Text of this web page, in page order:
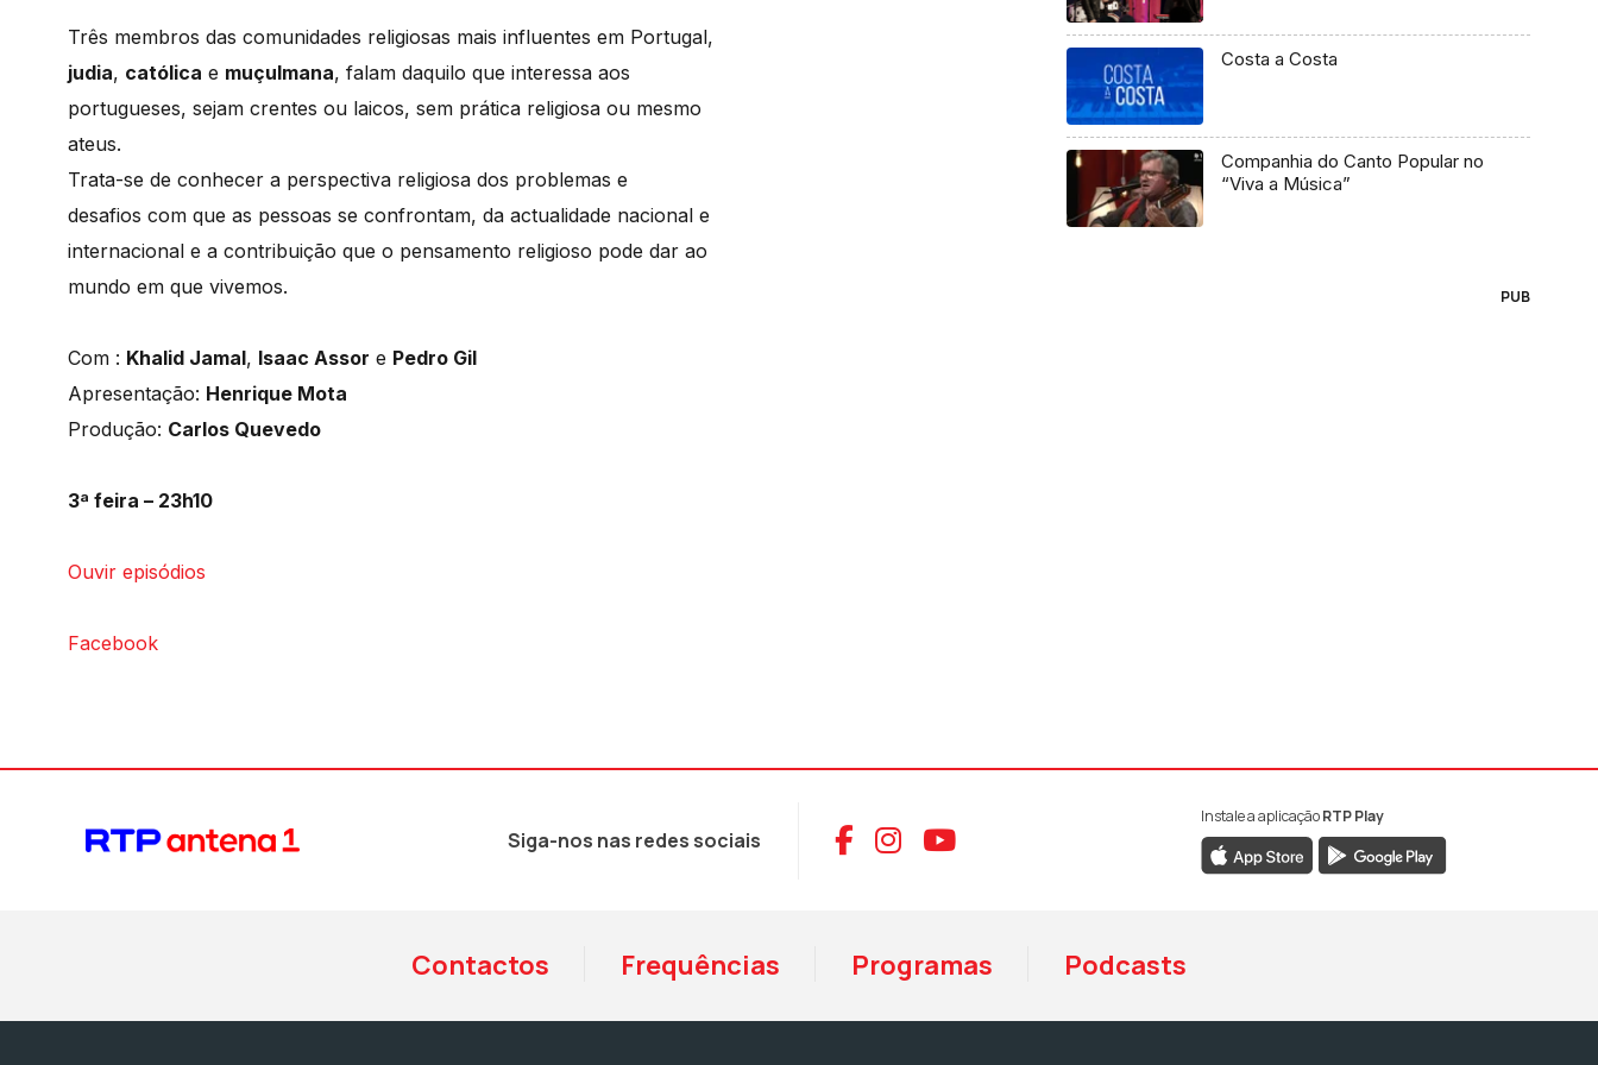
Três membros das comunidades religiosas mais influentes em Portugal,
judia, católica e muçulmana, falam daquilo que interessa aos
portugueses, sejam crentes ou laicos, sem prática religiosa ou mesmo
ateus.
Trata-se de conhecer a perspectiva religiosa dos problemas e
desafios com que as pessoas se confrontam, da actualidade nacional e
internacional e a contribuição que o pensamento religioso pode dar ao
mundo em que vivemos.
Com : Khalid Jamal, Isaac Assor e Pedro Gil
Apresentação: Henrique Mota
Produção: Carlos Quevedo
3ª feira – 23h10
Ouvir episódios
Facebook
Costa a Costa
Companhia do Canto Popular no
“Viva a Música”
PUB
Siga-nos nas redes sociais Aceder ao Facebook da RTP Antena 1
Aceder ao Instagram da RTP Antena 1
Aceder ao YouTube da RTP Antena 1
Instale a aplicaçãoRTP Play
Contactos Frequências Programas Podcasts